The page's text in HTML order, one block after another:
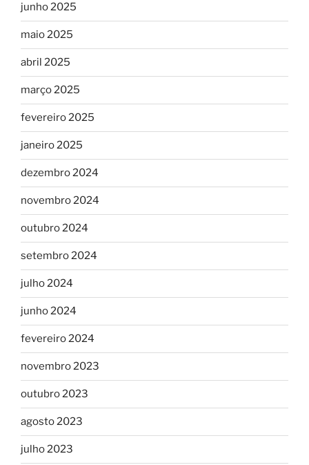
junho 2025
maio 2025
abril 2025
março 2025
fevereiro 2025
janeiro 2025
dezembro 2024
novembro 2024
outubro 2024
setembro 2024
julho 2024
junho 2024
fevereiro 2024
novembro 2023
outubro 2023
agosto 2023
julho 2023